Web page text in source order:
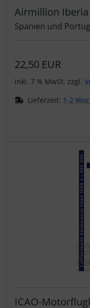
Airmillion Iberia
Spanien und
22,50 EUR
inkl. 7 % MwSt. zzgl.
Lieferzeit: 1-2
ICAO-